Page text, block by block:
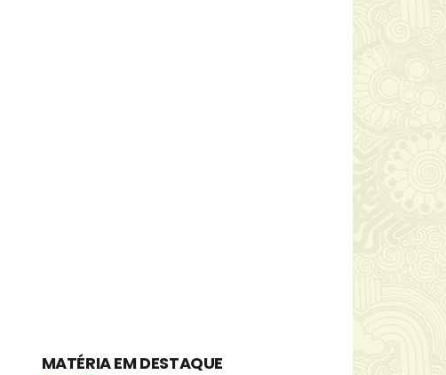
MATÉRIA EM DESTAQUE